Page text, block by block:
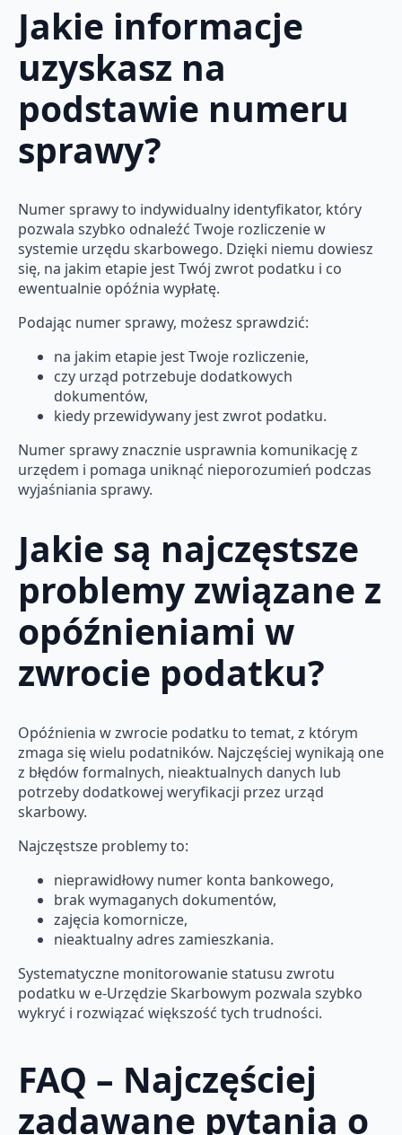
Jakie informacje
uzyskasz na
podstawie numeru
sprawy?
Numer sprawy to indywidualny identyfikator, który
pozwala szybko odnaleźć Twoje rozliczenie w
systemie urzędu skarbowego. Dzięki niemu dowiesz
się, na jakim etapie jest Twój zwrot podatku i co
ewentualnie opóźnia wypłatę.
Podając numer sprawy, możesz sprawdzić:
na jakim etapie jest Twoje rozliczenie,
czy urząd potrzebuje dodatkowych
dokumentów,
kiedy przewidywany jest zwrot podatku.
Numer sprawy znacznie usprawnia komunikację z
urzędem i pomaga uniknąć nieporozumień podczas
wyjaśniania sprawy.
Jakie są najczęstsze
problemy związane z
opóźnieniami w
zwrocie podatku?
Opóźnienia w zwrocie podatku to temat, z którym
zmaga się wielu podatników. Najczęściej wynikają one
z błędów formalnych, nieaktualnych danych lub
potrzeby dodatkowej weryfikacji przez urząd
skarbowy.
Najczęstsze problemy to:
nieprawidłowy numer konta bankowego,
brak wymaganych dokumentów,
zajęcia komornicze,
nieaktualny adres zamieszkania.
Systematyczne monitorowanie statusu zwrotu
podatku w e-Urzędzie Skarbowym pozwala szybko
wykryć i rozwiązać większość tych trudności.
FAQ – Najczęściej
zadawane pytania o